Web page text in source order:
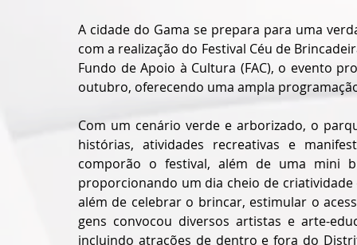
A cidade do Gama se prepara para uma
com a realização do Festival Céu de
Fundo de Apoio à Cultura (FAC), o evento
outubro, oferecendo uma ampla
Com um cenário verde e arborizado, o
histórias, atividades recreativas e
comporão o festival, além de uma mini
proporcionando um dia cheio de
além de celebrar o brincar, estimular o
gens convocou diversos artistas e arte-
incluindo atrações de dentro e fora do